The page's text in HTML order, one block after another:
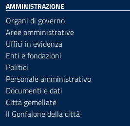
AMMINISTRAZIONE
Organi di governo
Aree amministrative
Uffici in evidenza
Enti e fondazioni
Politici
Personale amministrativo
Documenti e dati
Città gemellate
Il Gonfalone della città